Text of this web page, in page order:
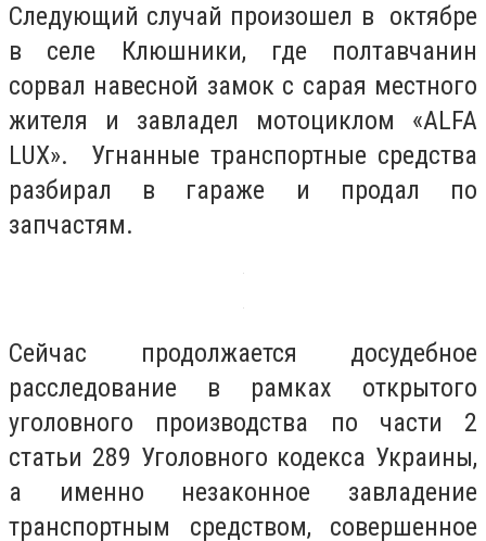
Следующий случай произошел в октябре
в селе Клюшники, где полтавчанин
сорвал навесной замок с сарая местного
жителя и завладел мотоциклом «ALFA
LUX». Угнанные транспортные средства
разбирал в гараже и продал по
запчастям.
Сейчас продолжается досудебное
расследование в рамках открытого
уголовного производства по части 2
статьи 289 Уголовного кодекса Украины,
а именно незаконное завладение
транспортным средством, совершенное